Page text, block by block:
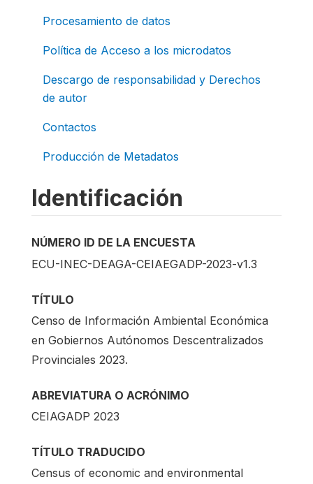
Procesamiento de datos
Política de Acceso a los microdatos
Descargo de responsabilidad y Derechos
de autor
Contactos
Producción de Metadatos
Identificación
NÚMERO ID DE LA ENCUESTA
ECU-INEC-DEAGA-CEIAEGADP-2023-v1.3
TÍTULO
Censo de Información Ambiental Económica
en Gobiernos Autónomos Descentralizados
Provinciales 2023.
ABREVIATURA O ACRÓNIMO
CEIAGADP 2023
TÍTULO TRADUCIDO
Census of economic and environmental